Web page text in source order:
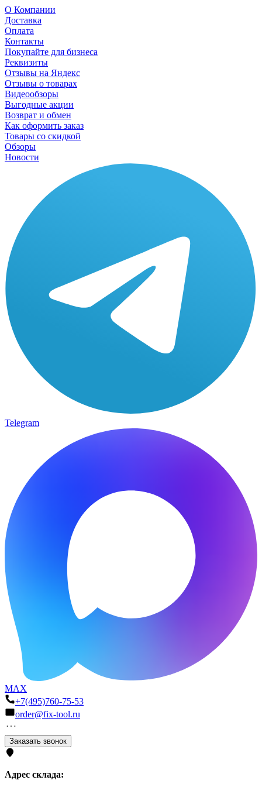
О Компании
Доставка
Оплата
Контакты
Покупайте для бизнеса
Реквизиты
Отзывы на Яндекс
Отзывы о товарах
Видеообзоры
Выгодные акции
Возврат и обмен
Как оформить заказ
Товары со скидкой
Обзоры
Новости
Telegram
MAX
+7(495)760-75-53
order@fix-tool.ru
Заказать звонок
Адрес склада: